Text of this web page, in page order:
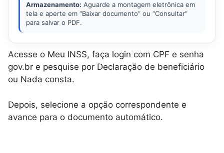
Armazenamento: Aguarde a montagem eletrônica em
tela e aperte em “Baixar documento” ou “Consultar”
para salvar o PDF.
Acesse o Meu INSS, faça login com CPF e senha
gov.br e pesquise por Declaração de beneficiário
ou Nada consta.
Depois, selecione a opção correspondente e
avance para o documento automático.